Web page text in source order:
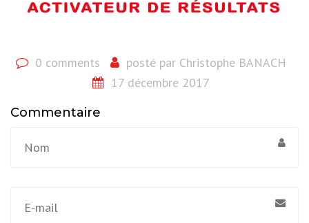
0 comments posté par Christophe BANACH
17 décembre 2017
Commentaire